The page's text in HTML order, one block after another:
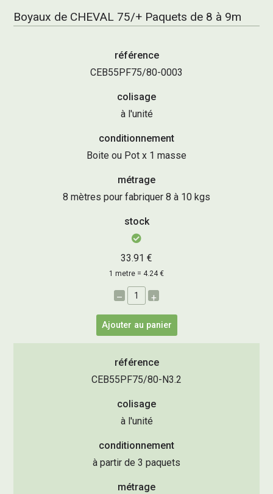
Boyaux de CHEVAL 75/+ Paquets de 8 à 9m
référence
CEB55PF75/80-0003
colisage
à l'unité
conditionnement
Boite ou Pot x 1 masse
métrage
8 mètres pour fabriquer 8 à 10 kgs
stock
33.91 €
1 metre = 4.24 €
– +
Ajouter au panier
référence
CEB55PF75/80-N3.2
colisage
à l'unité
conditionnement
à partir de 3 paquets
métrage